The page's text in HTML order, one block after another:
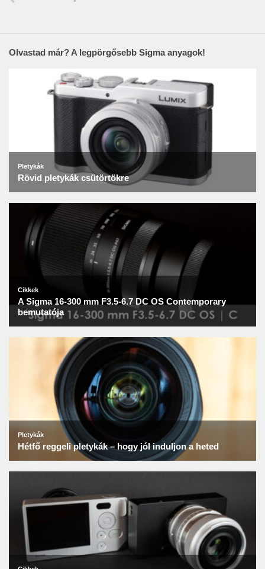
Olvastad már? A legpörgősebb Sigma anyagok!